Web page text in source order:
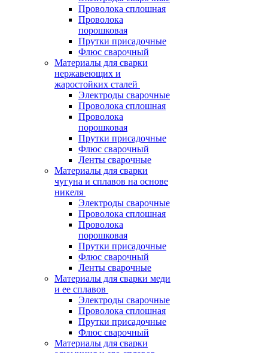
Проволока сплошная
Проволока
порошковая
Прутки присадочные
Флюс сварочный
Материалы для сварки
нержавеющих и
жаростойких сталей
Электроды сварочные
Проволока сплошная
Проволока
порошковая
Прутки присадочные
Флюс сварочный
Ленты сварочные
Материалы для сварки
чугуна и сплавов на основе
никеля
Электроды сварочные
Проволока сплошная
Проволока
порошковая
Прутки присадочные
Флюс сварочный
Ленты сварочные
Материалы для сварки меди
и ее сплавов
Электроды сварочные
Проволока сплошная
Прутки присадочные
Флюс сварочный
Материалы для сварки